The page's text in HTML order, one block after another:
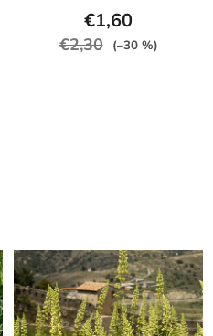
€1,60
€2,30 (–30 %)